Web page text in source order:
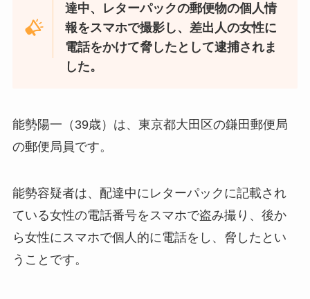
達中、レターパックの郵便物の個人情
報をスマホで撮影し、差出人の女性に
電話をかけて脅したとして逮捕されま
した。
能勢陽一（39歳）は、東京都大田区の鎌田郵便局
の郵便局員です。
能勢容疑者は、配達中にレターパックに記載され
ている女性の電話番号をスマホで盗み撮り、後か
ら女性にスマホで個人的に電話をし、脅したとい
うことです。